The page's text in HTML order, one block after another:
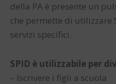
della PA è presente un
che permette di utilizzare
servizi specifici.
SPID è utilizzabile per
– Iscrivere i figli a scuola